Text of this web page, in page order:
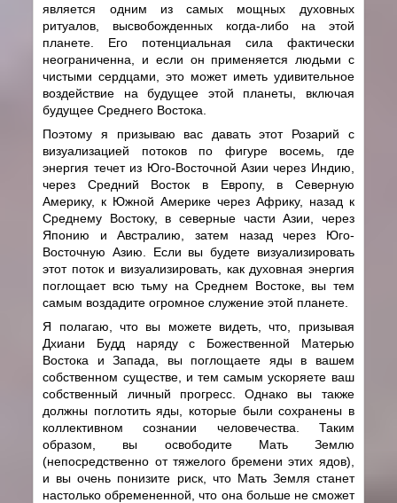
является одним из самых мощных духовных
ритуалов, высвобожденных когда-либо на этой
планете. Его потенциальная сила фактически
неограниченна, и если он применяется людьми с
чистыми сердцами, это может иметь удивительное
воздействие на будущее этой планеты, включая
будущее Среднего Востока.
Поэтому я призываю вас давать этот Розарий с
визуализацией потоков по фигуре восемь, где
энергия течет из Юго-Восточной Азии через Индию,
через Средний Восток в Европу, в Северную
Америку, к Южной Америке через Африку, назад к
Среднему Востоку, в северные части Азии, через
Японию и Австралию, затем назад через Юго-
Восточную Азию. Если вы будете визуализировать
этот поток и визуализировать, как духовная энергия
поглощает всю тьму на Среднем Востоке, вы тем
самым воздадите огромное служение этой планете.
Я полагаю, что вы можете видеть, что, призывая
Дхиани Будд наряду с Божественной Матерью
Востока и Запада, вы поглощаете яды в вашем
собственном существе, и тем самым ускоряете ваш
собственный личный прогресс. Однако вы также
должны поглотить яды, которые были сохранены в
коллективном сознании человечества. Таким
образом, вы освободите Мать Землю
(непосредственно от тяжелого бремени этих ядов),
и вы очень понизите риск, что Мать Земля станет
настолько обремененной, что она больше не сможет